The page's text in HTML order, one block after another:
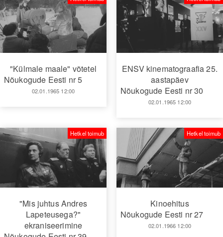
"Külmale maale" võtetel
Nõukogude Eesti nr 5
02.01.1965 12:00
ENSV kinematograafia 25.
aastapäev
Nõukogude Eesti nr 30
02.01.1965 12:00
"Mis juhtus Andres
Lapeteusega?"
ekraniseerimine
Hetkel toimub
Kinoehitus
Nõukogude Eesti nr 27
02.01.1966 12:00
Hetkel toimub